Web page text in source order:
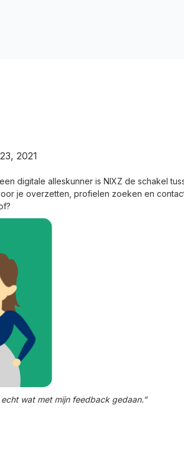
2021
digitale alleskunner is NIXZ de schakel
je overzetten, profielen zoeken en
wat met mijn feedback gedaan.”